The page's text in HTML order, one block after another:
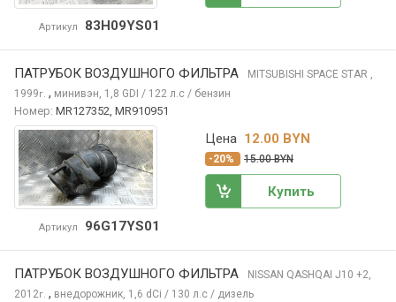
Артикул 83H09YS01
ПАТРУБОК ВОЗДУШНОГО ФИЛЬТРА MITSUBISHI SPACE STAR
1999г. , минивэн, 1,8 GDI / 122 л.с / бензин
Номер: MR127352, MR910951
Артикул 96G17YS01
Цена 12.00 BYN
-20% 15.00 BYN
Купить
ПАТРУБОК ВОЗДУШНОГО ФИЛЬТРА NISSAN QASHQAI J10 +2,
2012г. , внедорожник, 1,6 dCi / 130 л.с / дизель